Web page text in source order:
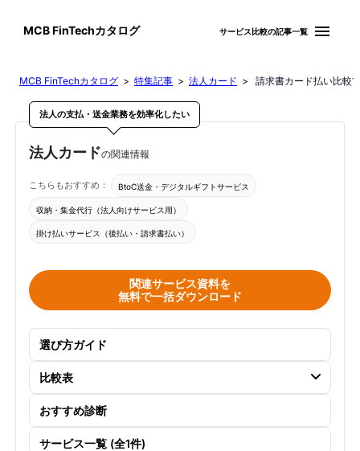
MCB FinTechカタログ サービス比較の記事一覧 menu
MCB FinTechカタログ > 特集記事 > 法人カード > 請求書カード払い比較
法人の支払・送金業務を効率化したい
法人カードの関連情報
こちらもおすすめ： BtoC送金・デジタルギフトサービス
収納・集金代行（法人向けサービス用）
掛け払いサービス（後払い・請求書払い）
関連サービス資料を
無料で一括ダウンロード
選び方ガイド
比較表
おすすめ診断
サービス一覧 (全1件)